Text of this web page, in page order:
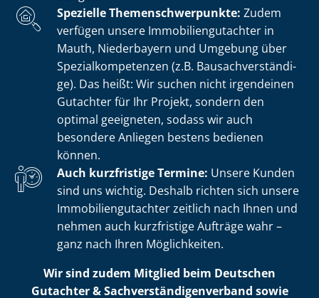
Spezielle The­men­schwer­punk­te: Zudem
verfügen unsere Im­mo­bi­li­en­gut­ach­ter in
Mauth, Niederbayern und Umgebung über
Spe­zi­al­kom­pe­ten­zen (z.B. Bau­sach­ver­stän­di­
ge). Das heißt: Wir suchen nicht irgendeinen
Gutachter für Ihr Projekt, sondern den
optimal geeigneten, sodass wir auch
besondere Anliegen bestens bedienen
können.
Auch kurzfristige Termine: Unsere Kunden
sind uns wichtig. Deshalb richten sich unsere
Im­mo­bi­li­en­gut­ach­ter zeitlich nach Ihnen und
nehmen auch kurzfristige Aufträge wahr –
ganz nach Ihren Möglichkeiten.
Wir sind zudem Mitglied beim Deutschen
Gutachter & Sach­ver­stän­di­gen­ver­band sowie